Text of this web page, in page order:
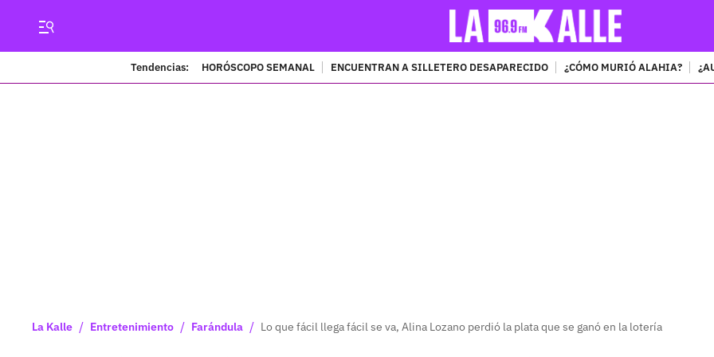
Tendencias: HORÓSCOPO SEMANAL ENCUENTRAN A SILLETERO DESAPARECIDO ¿CÓMO MURIÓ ALAHIA?
La Kalle / Entretenimiento / Farándula / Lo que fácil llega fácil se va, Alina Lozano perdió la plata que se ganó en la lotería